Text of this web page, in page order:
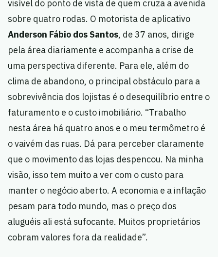
visível do ponto de vista de quem cruza a avenida
sobre quatro rodas. O motorista de aplicativo
Anderson Fábio dos Santos, de 37 anos, dirige
pela área diariamente e acompanha a crise de
uma perspectiva diferente. Para ele, além do
clima de abandono, o principal obstáculo para a
sobrevivência dos lojistas é o desequilíbrio entre o
faturamento e o custo imobiliário. “Trabalho
nesta área há quatro anos e o meu termômetro é
o vaivém das ruas. Dá para perceber claramente
que o movimento das lojas despencou. Na minha
visão, isso tem muito a ver com o custo para
manter o negócio aberto. A economia e a inflação
pesam para todo mundo, mas o preço dos
aluguéis ali está sufocante. Muitos proprietários
cobram valores fora da realidade”.